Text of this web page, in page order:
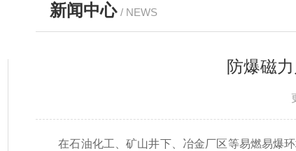
新闻中心 / NEWS
防爆磁
在石油化工、矿山井下、冶金厂区等易燃易爆环